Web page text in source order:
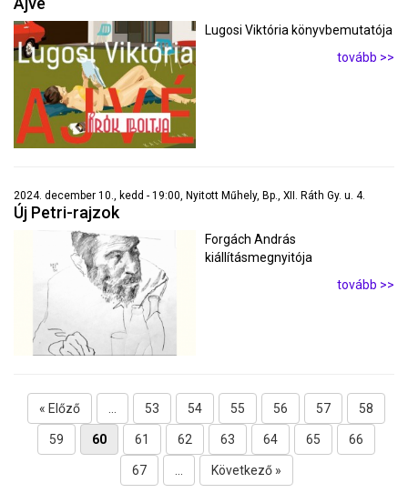
Lugosi Viktória könyvbemutatója
tovább >>
2024. december 10., kedd - 19:00, Nyitott Műhely, Bp., XII. Ráth Gy. u. 4.
Új Petri-rajzok
Forgách András
kiállításmegnyitója
tovább >>
« Előző ... 53 54 55 56 57 58
59 60 61 62 63 64 65 66
67 ... Következő »